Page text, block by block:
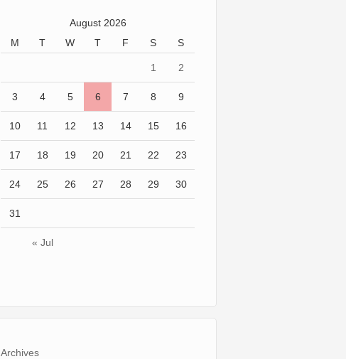
August 2026
M
T W T F S S
« Jul
1 2
3 4 5 6 7 8 9
10 11 12 13 14 15 16
17 18 19 20 21 22 23
24 25 26 27 28 29 30
31
Archives